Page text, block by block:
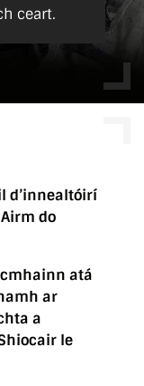
ceart.
d’innealtóirí
do
atá
ar
a
le